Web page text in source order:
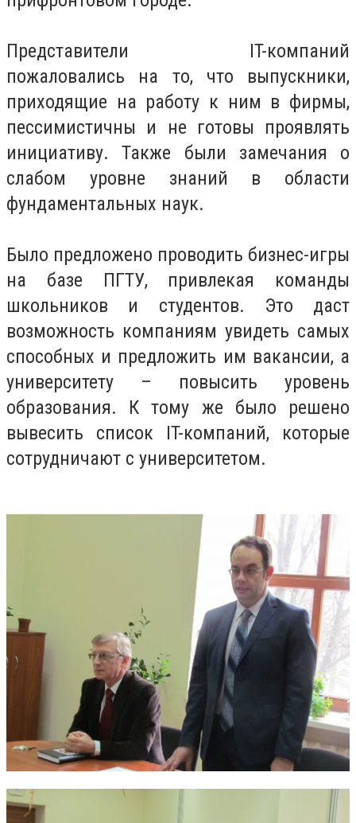
Представители IT-компаний
пожаловались на то, что выпускники,
приходящие на работу к ним в фирмы,
пессимистичны и не готовы проявлять
инициативу. Также были замечания о
слабом уровне знаний в области
фундаментальных наук.
Было предложено проводить бизнес-игры
на базе ПГТУ, привлекая команды
школьников и студентов. Это даст
возможность компаниям увидеть самых
способных и предложить им вакансии, а
университету – повысить уровень
образования. К тому же было решено
вывесить список IT-компаний, которые
сотрудничают с университетом.